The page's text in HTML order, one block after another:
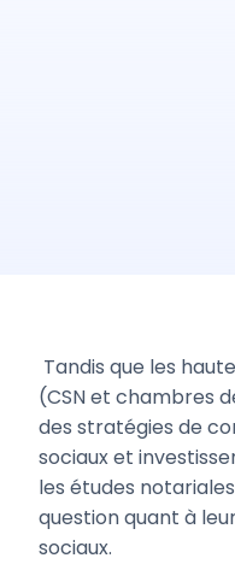
Tandis que les
(CSN et chambres
des stratégies de
sociaux et
les études
question quant à
sociaux.